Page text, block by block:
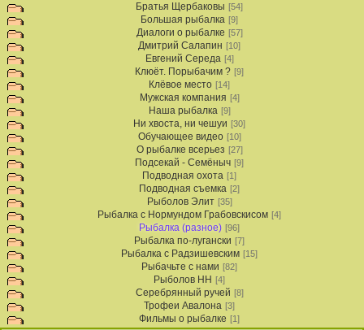
Братья Щербаковы [54]
Большая рыбалка [9]
Диалоги о рыбалке [57]
Дмитрий Салапин [10]
Евгений Середа [4]
Клюёт. Порыбачим ? [9]
Клёвое место [14]
Мужская компания [4]
Наша рыбалка [9]
Ни хвоста, ни чешуи [30]
Обучающее видео [10]
О рыбалке всерьез [27]
Подсекай - Семёныч [9]
Подводная охота [1]
Подводная съемка [2]
Рыболов Элит [35]
Рыбалка с Нормундом Грабовскисом [4]
Рыбалка (разное) [96]
Рыбалка по-лугански [7]
Рыбалка с Радзишевским [15]
Рыбачьте с нами [82]
Рыболов НН [4]
Серебрянный ручей [8]
Трофеи Авалона [3]
Фильмы о рыбалке [1]